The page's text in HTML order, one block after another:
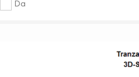
Da